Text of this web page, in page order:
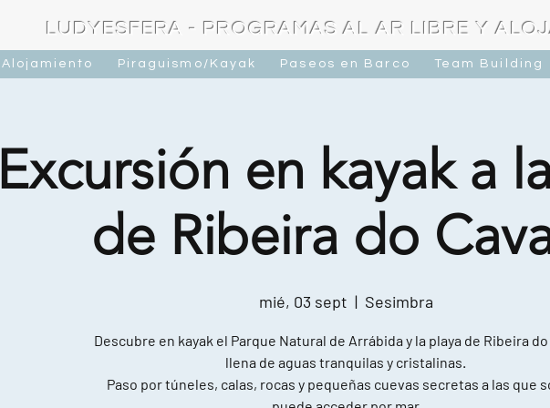
LUDYESFERA - PROGRAMAS AL AR LIBRE Y
Alojamiento Piraguismo/Kayak Paseos en Barco Team Building
Excursión en kayak a
de Ribeira do
mié, 03 sept
  |
Sesimbra
Descubre en kayak el Parque Natural de Arrábida y la playa de Ribeira do
llena de aguas tranquilas y cristalinas.
Paso por túneles, calas, rocas y pequeñas cuevas secretas a las que